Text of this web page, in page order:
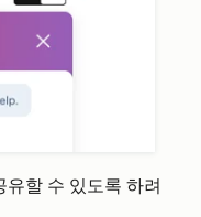
할 수 있도록 하려